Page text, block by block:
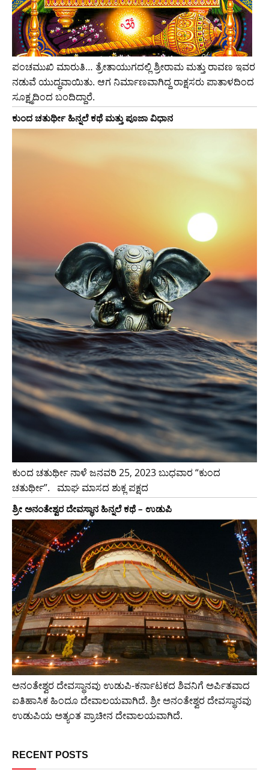
ಪಂಚಮುಖಿ ಮಾರುತಿ… ತ್ರೇತಾಯುಗದಲ್ಲಿ ಶ್ರೀರಾಮ ಮತ್ತು ರಾವಣ ಇವರ
ನಡುವೆ ಯುದ್ಧವಾಯಿತು. ಆಗ ನಿರ್ಮಾಣವಾಗಿದ್ದ ರಾಕ್ಷಸರು ಪಾತಾಳದಿಂದ
ಸೂಕ್ಷ್ಮದಿಂದ ಬಂದಿದ್ದಾರೆ.
ಕುಂದ ಚತುರ್ಥೀ ಹಿನ್ನಲೆ ಕಥೆ ಮತ್ತು ಪೂಜಾ ವಿಧಾನ
ಕುಂದ ಚತುರ್ಥೀ ನಾಳೆ ಜನವರಿ 25, 2023 ಬುಧವಾರ “ಕುಂದ
ಚತುರ್ಥೀ”. ‌ ‌ ಮಾಘ ಮಾಸದ ಶುಕ್ಲ ಪಕ್ಷದ
ಶ್ರೀ ಅನಂತೇಶ್ವರ ದೇವಸ್ಥಾನ ಹಿನ್ನಲೆ ಕಥೆ – ಉಡುಪಿ
ಅನಂತೇಶ್ವರ ದೇವಸ್ಥಾನವು ಉಡುಪಿ-ಕರ್ನಾಟಕದ ಶಿವನಿಗೆ ಅರ್ಪಿತವಾದ
ಐತಿಹಾಸಿಕ ಹಿಂದೂ ದೇವಾಲಯವಾಗಿದೆ. ಶ್ರೀ ಅನಂತೇಶ್ವರ ದೇವಸ್ಥಾನವು
ಉಡುಪಿಯ ಅತ್ಯಂತ ಪ್ರಾಚೀನ ದೇವಾಲಯವಾಗಿದೆ.
RECENT POSTS